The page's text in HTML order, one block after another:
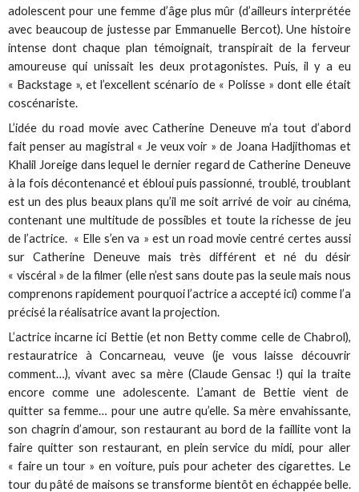
adolescent pour une femme d’âge plus mûr (d’ailleurs interprétée
avec beaucoup de justesse par Emmanuelle Bercot). Une histoire
intense dont chaque plan témoignait, transpirait de la ferveur
amoureuse qui unissait les deux protagonistes. Puis, il y a eu
« Backstage », et l’excellent scénario de « Polisse » dont elle était
coscénariste.
L’idée du road movie avec Catherine Deneuve m’a tout d’abord
fait penser au magistral « Je veux voir » de Joana Hadjithomas et
Khalil Joreige dans lequel le dernier regard de Catherine Deneuve
à la fois décontenancé et ébloui puis passionné, troublé, troublant
est un des plus beaux plans qu’il me soit arrivé de voir au cinéma,
contenant une multitude de possibles et toute la richesse de jeu
de l’actrice. « Elle s’en va » est un road movie centré certes aussi
sur Catherine Deneuve mais très différent et né du désir
« viscéral » de la filmer (elle n’est sans doute pas la seule mais nous
comprenons rapidement pourquoi l’actrice a accepté ici) comme l’a
précisé la réalisatrice avant la projection.
L’actrice incarne ici Bettie (et non Betty comme celle de Chabrol),
restauratrice à Concarneau, veuve (je vous laisse découvrir
comment…), vivant avec sa mère (Claude Gensac !) qui la traite
encore comme une adolescente. L’amant de Bettie vient de
quitter sa femme… pour une autre qu’elle. Sa mère envahissante,
son chagrin d’amour, son restaurant au bord de la faillite vont la
faire quitter son restaurant, en plein service du midi, pour aller
« faire un tour » en voiture, puis pour acheter des cigarettes. Le
tour du pâté de maisons se transforme bientôt en échappée belle.